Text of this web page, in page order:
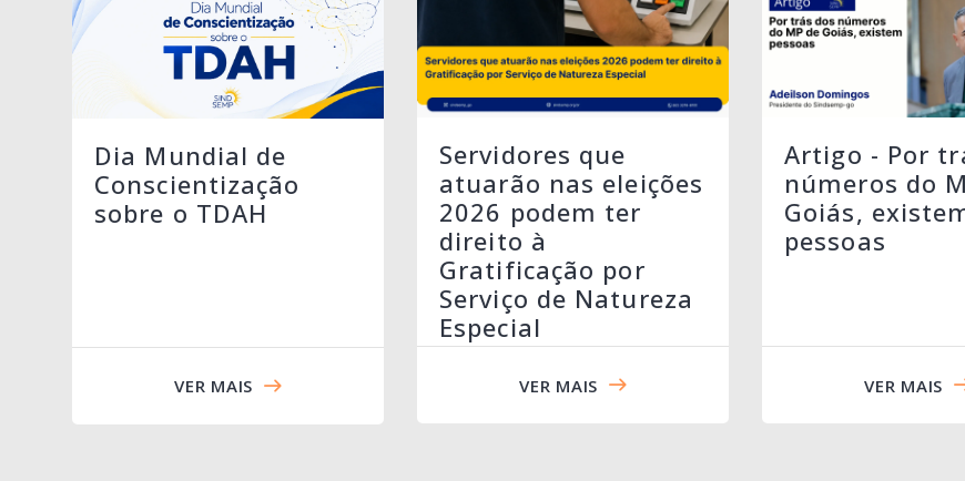
Dia Mundial de
Conscientização
sobre o TDAH
VER MAIS
Servidores que
atuarão nas eleições
2026 podem ter
direito à
Gratificação por
Serviço de Natureza
Especial
VER MAIS
Artigo - Por
números do
Goiás,
pessoas
VER MAIS